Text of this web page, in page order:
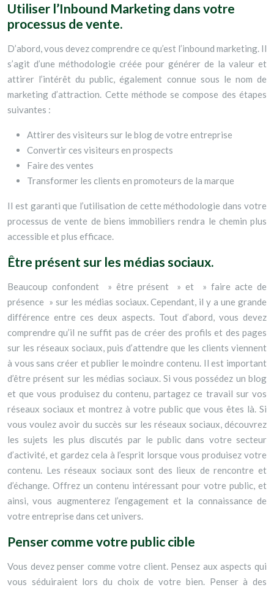
Utiliser l’Inbound Marketing dans votre
processus de vente.
D’abord, vous devez comprendre ce qu’est l’inbound marketing. Il
s’agit d’une méthodologie créée pour générer de la valeur et
attirer l’intérêt du public, également connue sous le nom de
marketing d’attraction. Cette méthode se compose des étapes
suivantes :
Attirer des visiteurs sur le blog de votre entreprise
Convertir ces visiteurs en prospects
Faire des ventes
Transformer les clients en promoteurs de la marque
Il est garanti que l’utilisation de cette méthodologie dans votre
processus de vente de biens immobiliers rendra le chemin plus
accessible et plus efficace.
Être présent sur les médias sociaux.
Beaucoup confondent » être présent » et » faire acte de
présence » sur les médias sociaux. Cependant, il y a une grande
différence entre ces deux aspects. Tout d’abord, vous devez
comprendre qu’il ne suffit pas de créer des profils et des pages
sur les réseaux sociaux, puis d’attendre que les clients viennent
à vous sans créer et publier le moindre contenu. Il est important
d’être présent sur les médias sociaux. Si vous possédez un blog
et que vous produisez du contenu, partagez ce travail sur vos
réseaux sociaux et montrez à votre public que vous êtes là. Si
vous voulez avoir du succès sur les réseaux sociaux, découvrez
les sujets les plus discutés par le public dans votre secteur
d’activité, et gardez cela à l’esprit lorsque vous produisez votre
contenu. Les réseaux sociaux sont des lieux de rencontre et
d’échange. Offrez un contenu intéressant pour votre public, et
ainsi, vous augmenterez l’engagement et la connaissance de
votre entreprise dans cet univers.
Penser comme votre public cible
Vous devez penser comme votre client. Pensez aux aspects qui
vous séduiraient lors du choix de votre bien. Penser à des